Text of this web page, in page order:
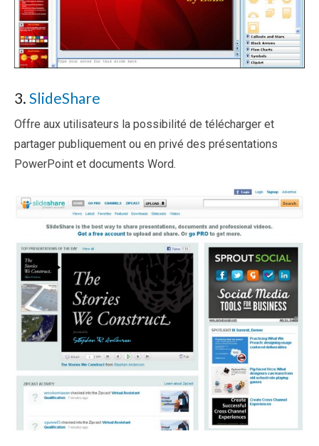
3. SlideShare
Offre aux utilisateurs la possibilité de télécharger et
partager publiquement ou en privé des présentations
PowerPoint et documents Word.